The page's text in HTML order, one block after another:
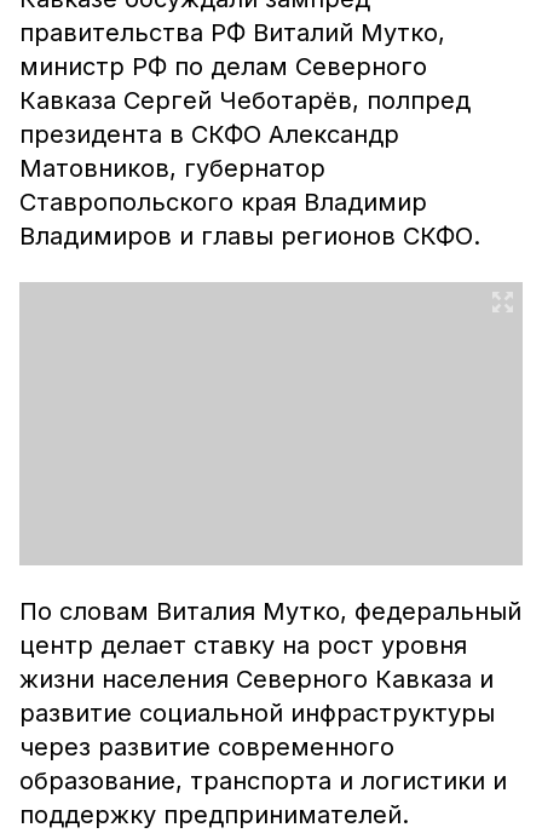
правительства РФ Виталий Мутко,
министр РФ по делам Северного
Кавказа Сергей Чеботарёв, полпред
президента в СКФО Александр
Матовников, губернатор
Ставропольского края Владимир
Владимиров и главы регионов СКФО.
По словам Виталия Мутко, федеральный
центр делает ставку на рост уровня
жизни населения Северного Кавказа и
развитие социальной инфраструктуры
через развитие современного
образование, транспорта и логистики и
поддержку предпринимателей.